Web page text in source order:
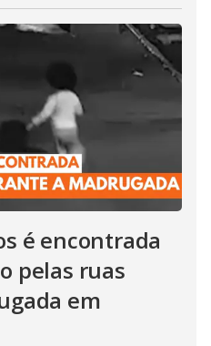
é encontrada
pelas ruas
em